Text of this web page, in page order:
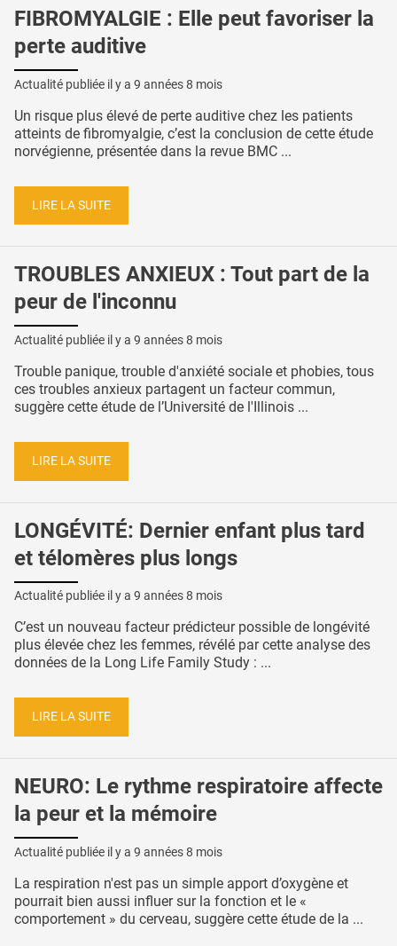
FIBROMYALGIE : Elle peut favoriser la
perte auditive
Actualité publiée il y a 9 années 8 mois
Un risque plus élevé de perte auditive chez les patients
atteints de fibromyalgie, c’est la conclusion de cette étude
norvégienne, présentée dans la revue BMC ...
LIRE LA SUITE
TROUBLES ANXIEUX : Tout part de la
peur de l'inconnu
Actualité publiée il y a 9 années 8 mois
Trouble panique, trouble d'anxiété sociale et phobies, tous
ces troubles anxieux partagent un facteur commun,
suggère cette étude de l’Université de l'Illinois ...
LIRE LA SUITE
LONGÉVITÉ: Dernier enfant plus tard
et télomères plus longs
Actualité publiée il y a 9 années 8 mois
C’est un nouveau facteur prédicteur possible de longévité
plus élevée chez les femmes, révélé par cette analyse des
données de la Long Life Family Study : ...
LIRE LA SUITE
NEURO: Le rythme respiratoire affecte
la peur et la mémoire
Actualité publiée il y a 9 années 8 mois
La respiration n'est pas un simple apport d’oxygène et
pourrait bien aussi influer sur la fonction et le «
comportement » du cerveau, suggère cette étude de la ...